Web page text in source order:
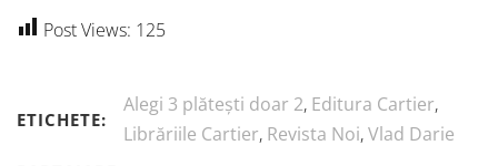
Post Views: 125
ETICHETE:
Alegi 3 plătești doar 2, Editura Cartier,
Librăriile Cartier, Revista Noi,Vlad Darie